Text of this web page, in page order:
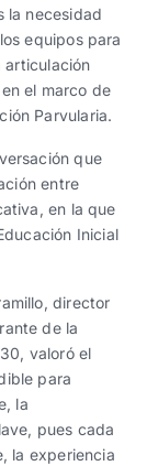
la necesidad
equipos para
articulación
el marco de
Parvularia.
que
entre
en la que
Inicial
director
de la
valoró el
para
la
pues cada
la experiencia